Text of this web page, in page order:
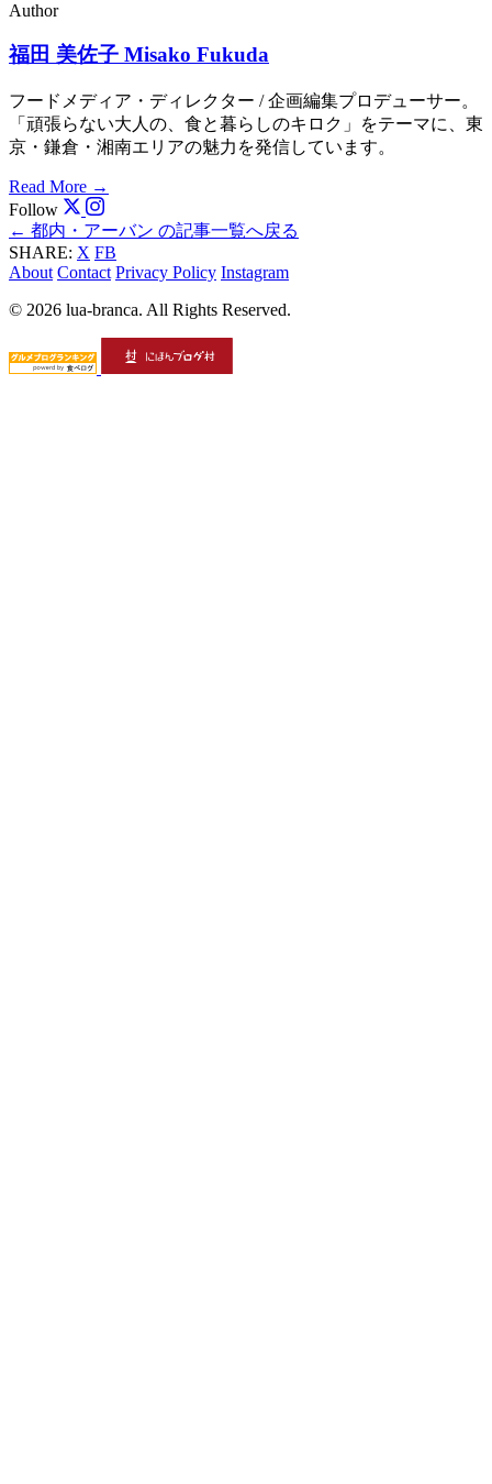
Author
福田 美佐子 Misako Fukuda
フードメディア・ディレクター / 企画編集プロデューサー。
「頑張らない大人の、食と暮らしのキロク」をテーマに、東
京・鎌倉・湘南エリアの魅力を発信しています。
Read More →
Follow
← 都内・アーバン の記事一覧へ戻る
SHARE: X FB
About Contact Privacy Policy Instagram
© 2026 lua-branca. All Rights Reserved.